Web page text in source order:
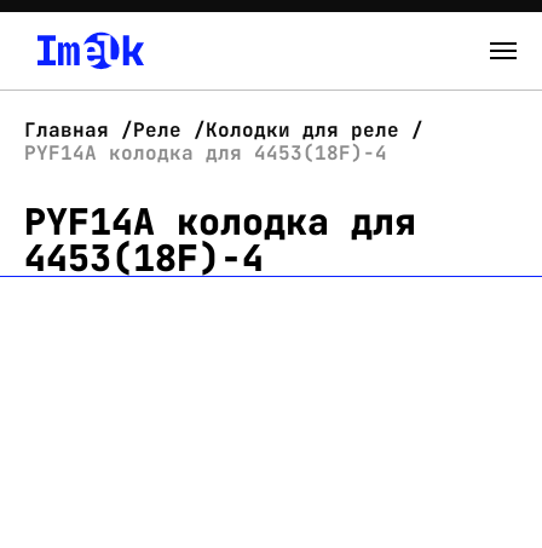
О нас
Новости
Главная Реле
Колодки для реле
PYF14A колодка для 4453(18F)-4
PYF14A колодка для
4453(18F)-4